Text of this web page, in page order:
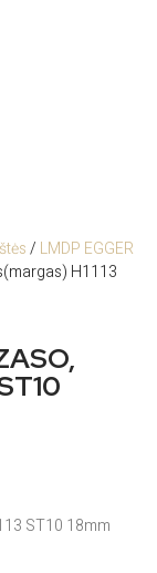
/ LMDP EGGER
H1113
ST10 18mm